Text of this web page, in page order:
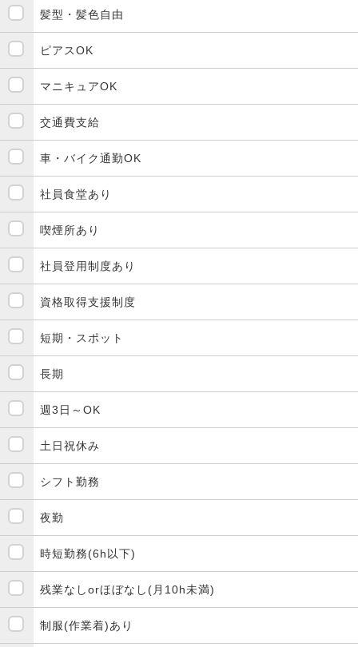
髪型・髪色自由
ピアスOK
マニキュアOK
交通費支給
車・バイク通勤OK
社員食堂あり
喫煙所あり
社員登用制度あり
資格取得支援制度
短期・スポット
長期
週3日～OK
土日祝休み
シフト勤務
夜勤
時短勤務(6h以下)
残業なしorほぼなし(月10h未満)
制服(作業着)あり